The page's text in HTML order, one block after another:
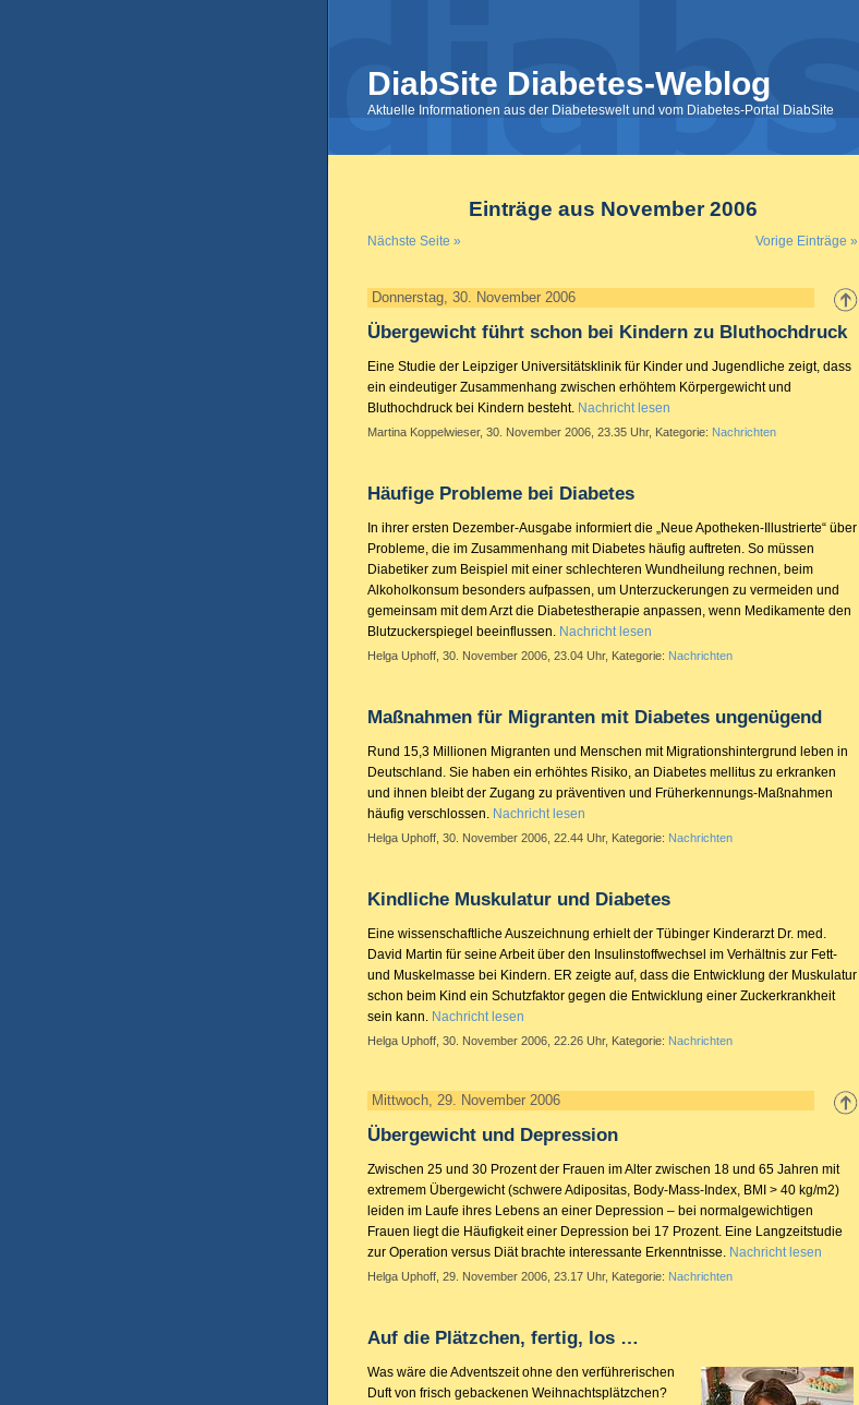
DiabSite Diabetes-Weblog
Aktuelle Informationen aus der Diabeteswelt und vom Diabetes-Portal DiabSite
Einträge aus November 2006
Nächste Seite » Vorige Einträge »
Donnerstag, 30. November 2006
Übergewicht führt schon bei Kindern zu Bluthochdruck
Eine Studie der Leipziger Universitätsklinik für Kinder und Jugendliche zeigt, dass
ein eindeutiger Zusammenhang zwischen erhöhtem Körpergewicht und
Bluthochdruck bei Kindern besteht. Nachricht lesen
Martina Koppelwieser, 30. November 2006, 23.35 Uhr, Kategorie: Nachrichten
Häufige Probleme bei Diabetes
In ihrer ersten Dezember-Ausgabe informiert die „Neue Apotheken-Illustrierte“ über
Probleme, die im Zusammenhang mit Diabetes häufig auftreten. So müssen
Diabetiker zum Beispiel mit einer schlechteren Wundheilung rechnen, beim
Alkoholkonsum besonders aufpassen, um Unterzuckerungen zu vermeiden und
gemeinsam mit dem Arzt die Diabetestherapie anpassen, wenn Medikamente den
Blutzuckerspiegel beeinflussen. Nachricht lesen
Helga Uphoff, 30. November 2006, 23.04 Uhr, Kategorie: Nachrichten
Maßnahmen für Migranten mit Diabetes ungenügend
Rund 15,3 Millionen Migranten und Menschen mit Migrationshintergrund leben in
Deutschland. Sie haben ein erhöhtes Risiko, an Diabetes mellitus zu erkranken
und ihnen bleibt der Zugang zu präventiven und Früherkennungs-Maßnahmen
häufig verschlossen. Nachricht lesen
Helga Uphoff, 30. November 2006, 22.44 Uhr, Kategorie: Nachrichten
Kindliche Muskulatur und Diabetes
Eine wissenschaftliche Auszeichnung erhielt der Tübinger Kinderarzt Dr. med.
David Martin für seine Arbeit über den Insulinstoffwechsel im Verhältnis zur Fett-
und Muskelmasse bei Kindern. ER zeigte auf, dass die Entwicklung der Muskulatur
schon beim Kind ein Schutzfaktor gegen die Entwicklung einer Zuckerkrankheit
sein kann. Nachricht lesen
Helga Uphoff, 30. November 2006, 22.26 Uhr, Kategorie: Nachrichten
Mittwoch, 29. November 2006
Übergewicht und Depression
Zwischen 25 und 30 Prozent der Frauen im Alter zwischen 18 und 65 Jahren mit
extremem Übergewicht (schwere Adipositas, Body-Mass-Index, BMI > 40 kg/m2)
leiden im Laufe ihres Lebens an einer Depression – bei normalgewichtigen
Frauen liegt die Häufigkeit einer Depression bei 17 Prozent. Eine Langzeitstudie
zur Operation versus Diät brachte interessante Erkenntnisse. Nachricht lesen
Helga Uphoff, 29. November 2006, 23.17 Uhr, Kategorie: Nachrichten
Auf die Plätzchen, fertig, los …
Was wäre die Adventszeit ohne den verführerischen
Duft von frisch gebackenen Weihnachtsplätzchen?